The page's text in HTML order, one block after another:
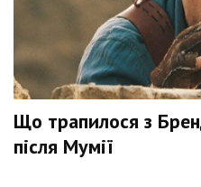
Що трапилося з
після Мумії